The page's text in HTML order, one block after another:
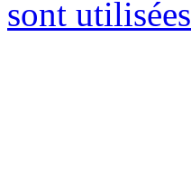
sont utilisées